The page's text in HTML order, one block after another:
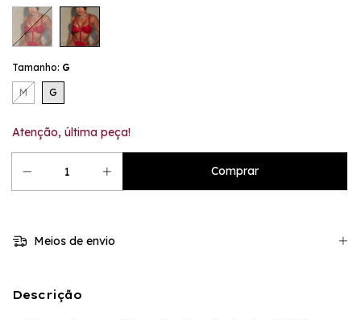
Tamanho: G
M G
Atenção, última peça!
Meios de envio
Descrição